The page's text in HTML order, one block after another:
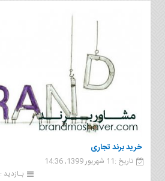
خرید برند تجاری
تاریخ :11 شهریور 1399, 14:36
بـازدید : 892